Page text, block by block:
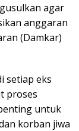
agar
anggaran
(Damkar)
setiap eks
proses
untuk
korban jiwa